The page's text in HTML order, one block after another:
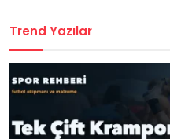
Trend Yazılar